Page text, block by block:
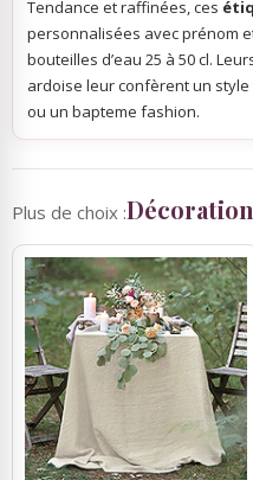
Tendance et raffinées, ces
personnalisées avec prénom
bouteilles d’eau 25 à 50 cl.
ardoise leur confèrent un
ou un bapteme fashion.
Plus de choix :